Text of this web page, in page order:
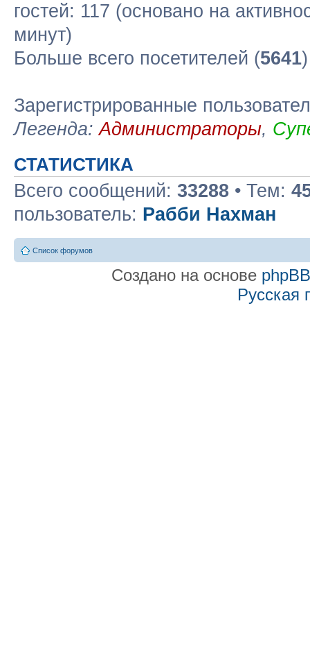
гостей: 117 (основано на
минут)
Больше всего посетителей (5641
Зарегистрированные
Легенда:Администраторы,
СТАТИСТИКА
Всего сообщений: 33288 • Тем:
пользователь: Рабби Нахман
Список форумов
Создано на основе phpBB
Русская